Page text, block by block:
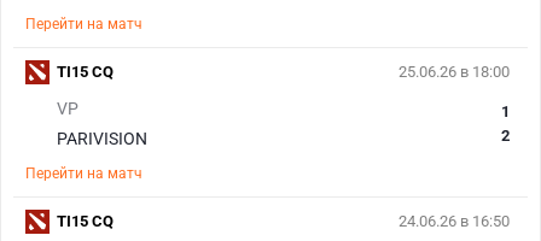
Перейти на матч
25.06.26 в 18:00
VP
PARIVISION
1
2
Перейти на матч
TI15 CQ
24.06.26 в 16:50
TI15 CQ